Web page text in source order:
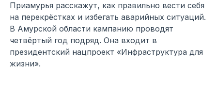
Приамурья расскажут, как правильно вести себя
на перекрёстках и избегать аварийных ситуаций.
В Амурской области кампанию проводят
четвёртый год подряд. Она входит в
президентский нацпроект «Инфраструктура для
жизни».